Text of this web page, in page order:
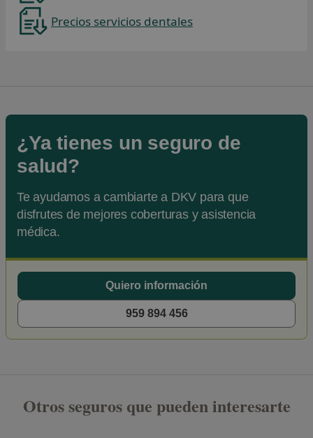
Precios servicios dentales
¿Ya tienes un seguro de
salud?
Te ayudamos a cambiarte a DKV para que
disfrutes de mejores coberturas y asistencia
médica.
Quiero información
959 894 456
Otros seguros que pueden interesarte